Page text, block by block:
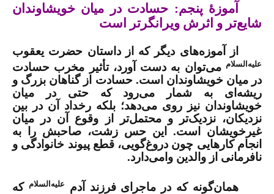
آموزۀ پنجم: حسادت در میان خویشاوندان
شایع‌تر و اثرش ویرانگرتر است
از آموزه‌های دیگر که از داستان حضرت یعقوب
علیه‌السلام می‌توان به دست آورد، تأثیر مخرب حسادت
در میان خویشاوندان است. حسادت از گناهان بزرگ و
ریشه‌ای به شمار می‌رود که حتی در میان
خویشاوندان نیز روی می‌دهد؛ بلکه رخداد آن در بین
نزدیکان، نزدیک‌تر و محتمل‌تر
از وقوع آن در میان
غیرخویشان است. این حس زشت، صاحبش را به
انجام کارهایی چون دروغ‌گویی، قطع پیوند خانوادگی و
نافرمانی از والدین وامی‌دارد.
همان‌گونه که در ماجرای فرزند آدم علیه‌السلام که